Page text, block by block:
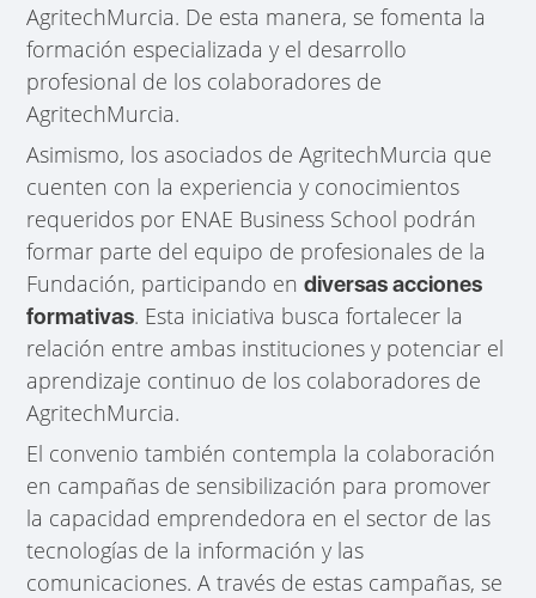
AgritechMurcia. De esta manera, se fomenta la
formación especializada y el desarrollo
profesional de los colaboradores de
AgritechMurcia.
Asimismo, los asociados de AgritechMurcia que
cuenten con la experiencia y conocimientos
requeridos por ENAE Business School podrán
formar parte del equipo de profesionales de la
Fundación, participando endiversas acciones
formativas. Esta iniciativa busca fortalecer la
relación entre ambas instituciones y potenciar el
aprendizaje continuo de los colaboradores de
AgritechMurcia.
El convenio también contempla la colaboración
en campañas de sensibilización para promover
la capacidad emprendedora en el sector de las
tecnologías de la información y las
comunicaciones. A través de estas campañas, se